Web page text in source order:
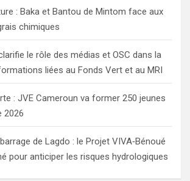
: Baka et Bantou de Mintom face aux
chimiques
le rôle des médias et OSC dans la
liées au Fonds Vert et au MRI
: JVE Cameroun va former 250 jeunes
2026
de Lagdo : le Projet VIVA‑Bénoué
pour anticiper les risques hydrologiques